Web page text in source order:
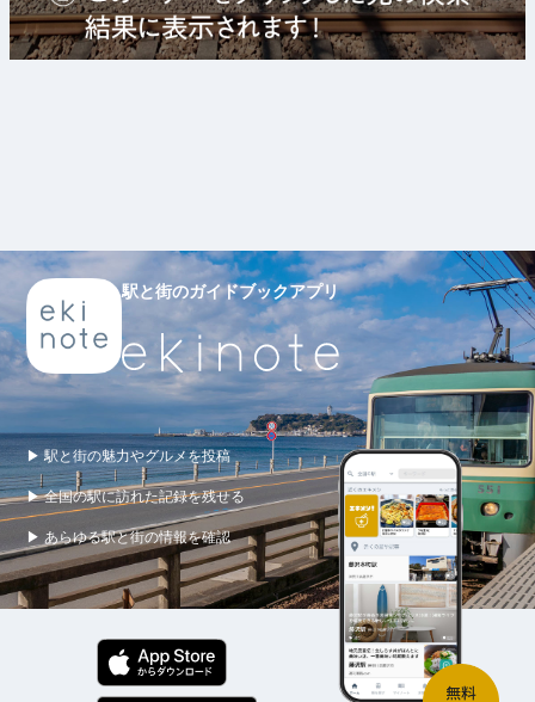
駅と街のガイドブックアプリ
▶ 駅と街の魅力やグルメを投稿
▶ 全国の駅に訪れた記録を残せる
▶ あらゆる駅と街の情報を確認